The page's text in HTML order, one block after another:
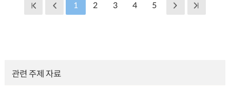
1 2 3 4 5
관련 주제 자료